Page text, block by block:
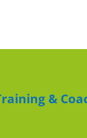
&